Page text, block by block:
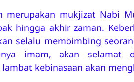
merupakan mukjizat Nabi
hingga akhir zaman.
selalu membimbing
imam, akan
kebinasaan akan